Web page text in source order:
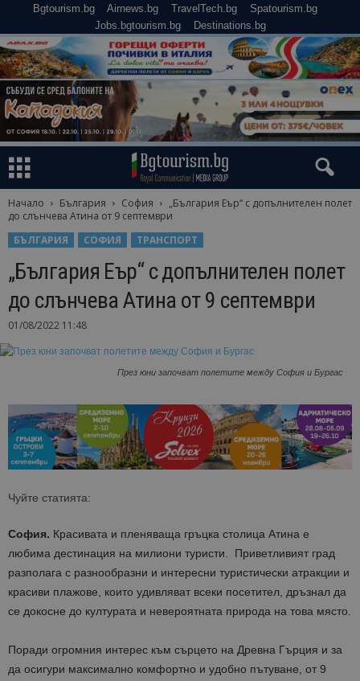
Bgtourism.bg Airnews.bg TravelTech.bg
Spatourism.bg
Jobs.bgtourism.bg
Destinations.bg
Начало България София
„България Еър“ с допълнителен полет
до слънчева Атина от 9 септември
БЪЛГАРИЯ
СОФИЯ ТРАНСПОРТ
„България Еър“ с допълнителен полет
до слънчева Атина от 9 септември
01/08/2022 11:48
През юни започват полетите между София и Бургас
Чуйте статията:
София. Красивата и пленяваща гръцка столица Атина е
любима дестинация на милиони туристи. Приветливият град
разполага с разнообразни и интересни туристически атракции и
красиви плажове, които удивляват всеки посетител, дръзнал да
се докосне до културата и невероятната природа на това място.
Поради огромния интерес към сърцето на Древна Гърция и за
да осигури максимално комфортно и удобно пътуване, от 9